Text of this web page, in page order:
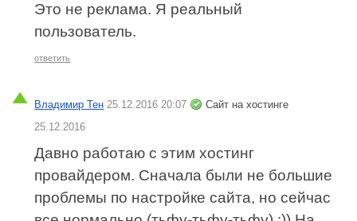
Это не реклама. Я реальный
пользователь.
ответить
Владимир Тен 25.12.2016 20:07
Сайт на хостинге
25.12.2016
Давно работаю с этим хостинг
провайдером. Сначала были не большие
проблемы по настройке сайта, но сейчас